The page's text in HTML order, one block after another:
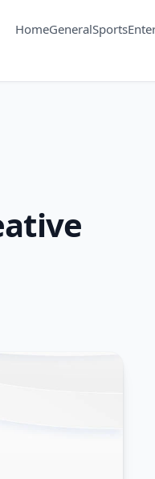
HomeGeneralSports